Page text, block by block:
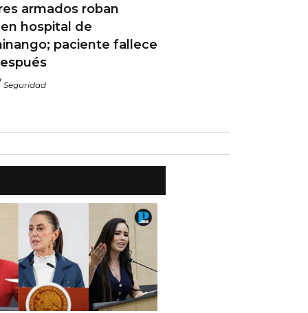
armados roban
hospital de
paciente fallece
Seguridad